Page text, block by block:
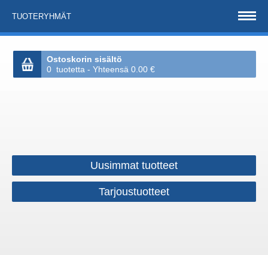
TUOTERYHMÄT
Ostoskorin sisältö
0 tuotetta - Yhteensä 0.00 €
Uusimmat tuotteet
Tarjoustuotteet